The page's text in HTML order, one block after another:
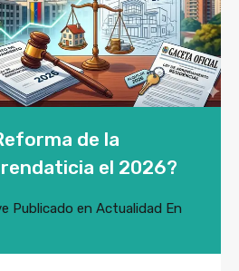
de la
el 2026?
Publicado en Actualidad En